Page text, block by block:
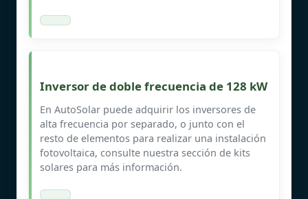
Inversor de doble frecuencia de 128 kW
En AutoSolar puede adquirir los inversores de
alta frecuencia por separado, o junto con el
resto de elementos para realizar una instalación
fotovoltaica, consulte nuestra sección de kits
solares para más información.